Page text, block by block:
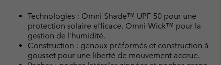
Technologies : Omni-Shade™ UPF 50 pour une
protection solaire efficace, Omni-Wick™ pour la
gestion de l'humidité.
Construction : genoux préformés et construction à
gousset pour une liberté de mouvement accrue.